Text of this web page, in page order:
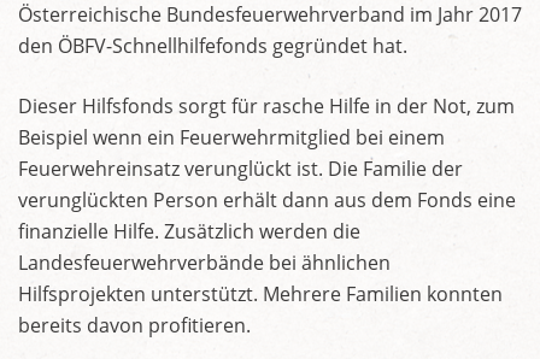
Österreichische Bundesfeuerwehrverband im Jahr 2017
den ÖBFV-Schnellhilfefonds gegründet hat.
Dieser Hilfsfonds sorgt für rasche Hilfe in der Not, zum
Beispiel wenn ein Feuerwehrmitglied bei einem
Feuerwehreinsatz verunglückt ist. Die Familie der
verunglückten Person erhält dann aus dem Fonds eine
finanzielle Hilfe. Zusätzlich werden die
Landesfeuerwehrverbände bei ähnlichen
Hilfsprojekten unterstützt. Mehrere Familien konnten
bereits davon profitieren.